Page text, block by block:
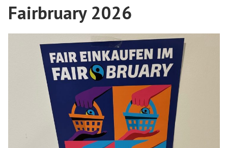
Fairbruary 2026